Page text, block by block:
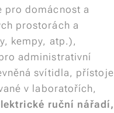
pro domácnost a
prostorách a
kempy, atp.),
administrativní
svítidla, přístoje
v laboratořích,
ruční nářadí,